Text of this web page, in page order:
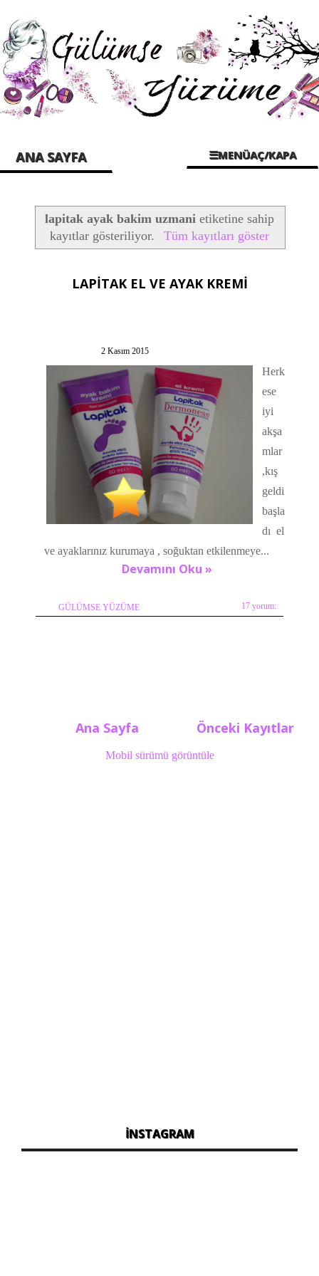
ANA SAYFA ☰MENÜAÇ/KAPA
lapitak ayak bakim uzmani etiketine sahip
kayıtlar gösteriliyor.
Tüm kayıtları göster
LAPİTAK EL VE AYAK KREMİ
2 Kasım 2015
Herk
ese
iyi
akşa
mlar
,kış
geldi
başla
dı el
ve ayaklarınız kurumaya , soğuktan etkilenmeye...
Devamını Oku »
GÜLÜMSE YÜZÜME 17 yorum:
Önceki Kayıtlar
Ana Sayfa
Mobil sürümü görüntüle
İNSTAGRAM